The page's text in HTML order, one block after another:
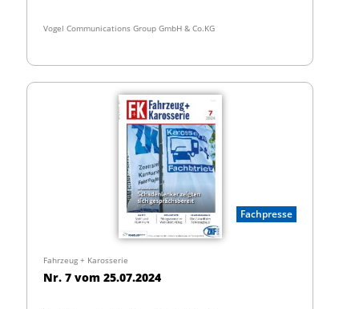
Vogel Communications Group GmbH & Co.KG
Fachpresse
Fahrzeug + Karosserie
Nr. 7 vom 25.07.2024